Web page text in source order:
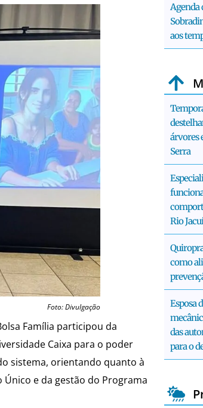
Foto: Divulgação
Família participou da
Caixa para o poder
sistema, orientando quanto à
e da gestão do Programa
Agenda
aos
árvores
Serra
Rio Jacuí
como
Esposa
das
para o